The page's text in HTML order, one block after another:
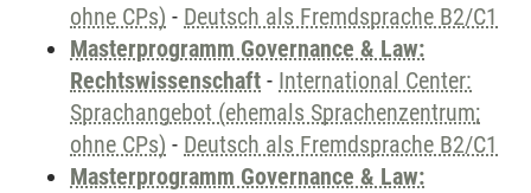
ohne CPs) - Deutsch als Fremdsprache B2/C1
Masterprogramm Governance & Law:
Rechtswissenschaft - International Center:
Sprachangebot (ehemals Sprachenzentrum;
ohne CPs) - Deutsch als Fremdsprache B2/C1
Masterprogramm Governance & Law: